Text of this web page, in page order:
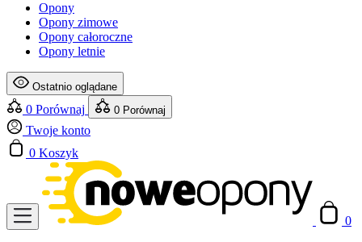
Opony
Opony zimowe
Opony całoroczne
Opony letnie
Ostatnio oglądane
0 Porównaj 0 Porównaj
Twoje konto
0 Koszyk
0